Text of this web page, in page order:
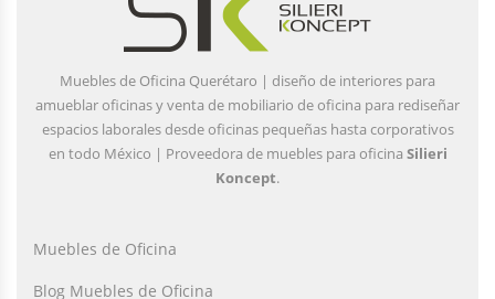
Muebles de Oficina Querétaro | diseño de interiores para
amueblar oficinas y venta de mobiliario de oficina para rediseñar
espacios laborales desde oficinas pequeñas hasta corporativos
en todo México | Proveedora de muebles para oficina Silieri
Koncept.
Muebles de Oficina
Blog Muebles de Oficina